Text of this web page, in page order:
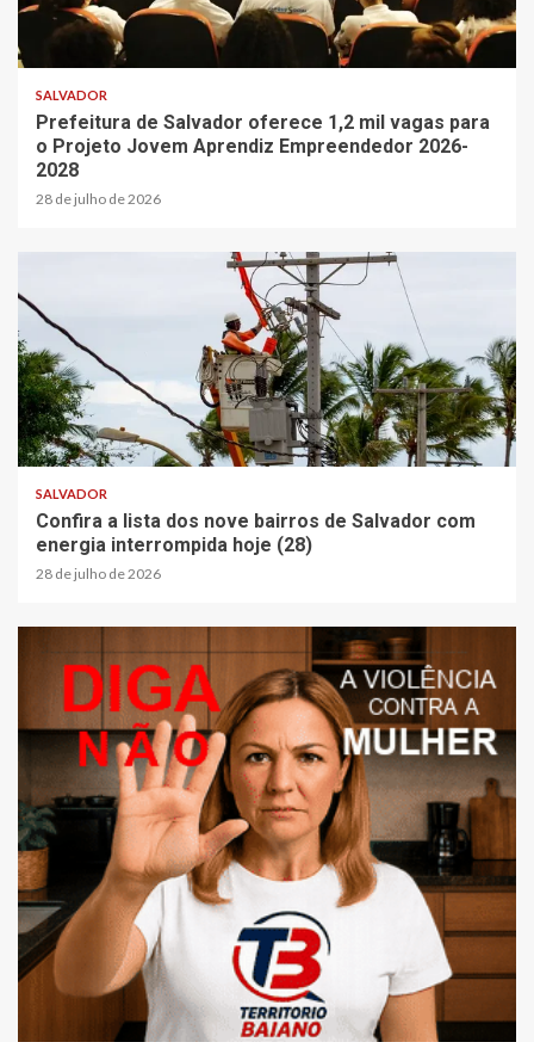
SALVADOR
Prefeitura de Salvador oferece 1,2 mil vagas para
o Projeto Jovem Aprendiz Empreendedor 2026-
2028
28 de julho de 2026
SALVADOR
Confira a lista dos nove bairros de Salvador com
energia interrompida hoje (28)
28 de julho de 2026